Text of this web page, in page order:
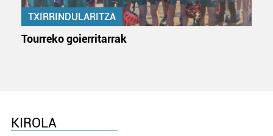
TXIRRINDULARITZA
Tourreko goierritarrak
KIROLA